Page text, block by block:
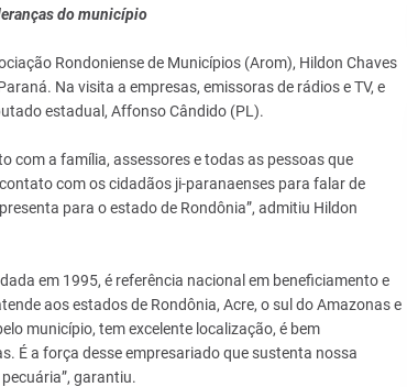
do município
Rondoniense de Municípios (Arom), Hildon Chaves
Na visita a empresas, emissoras de rádios e TV, e
estadual, Affonso Cândido (PL).
com a família, assessores e todas as pessoas que
com os cidadãos ji-paranaenses para falar de
para o estado de Rondônia”, admitiu Hildon
em 1995, é referência nacional em beneficiamento e
aos estados de Rondônia, Acre, o sul do Amazonas e
município, tem excelente localização, é bem
É a força desse empresariado que sustenta nossa
garantiu.